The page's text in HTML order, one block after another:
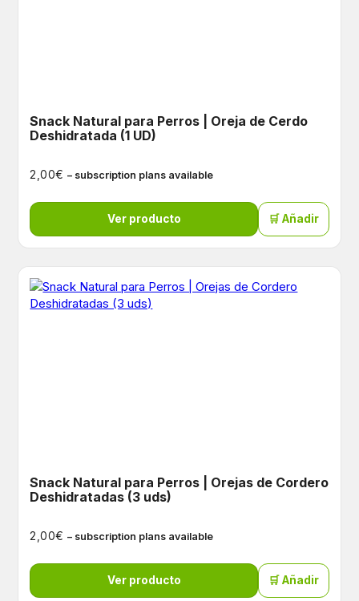
Snack Natural para Perros | Oreja de Cerdo
Deshidratada (1 UD)
2,00€ – subscription plans available
Ver producto 🛒 Añadir
Snack Natural para Perros | Orejas de Cordero
Deshidratadas (3 uds)
2,00€ – subscription plans available
Ver producto 🛒 Añadir